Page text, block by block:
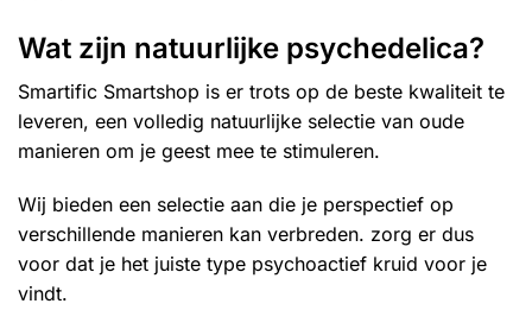
Wat zijn natuurlijke psychedelica?
Smartific Smartshop is er trots op de beste kwaliteit te
leveren, een volledig natuurlijke selectie van oude
manieren om je geest mee te stimuleren.
Wij bieden een selectie aan die je perspectief op
verschillende manieren kan verbreden. zorg er dus
voor dat je het juiste type psychoactief kruid voor je
vindt.